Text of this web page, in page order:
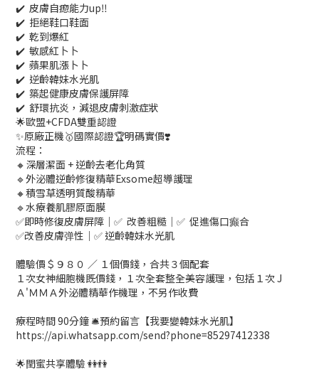
✔️ 皮膚自瘛能力up‼️
✔️ 拒絕鞋口鞋面
✔️ 乾到爆紅
✔️ 敏感紅卜卜
✔️ 蘋果肌漲卜卜
✔️ 逆齡韓妹水光肌
✔️ 築起健康皮膚保護屏障
✔️ 舒環抗炎，減退皮膚刺激症狀
🌟歐盟+CFDA雙重認證
✨原廠正機🥇國際認證🏆明碼實價❣️
流程：
🔸深層潔面 + 逆齡去老化角質
🔹外泌體逆齡修復精華Exsome超導護理
🔸積雪草透明質酸精華
🔹水療養肌膠原面膜
✅即時修復皮膚屏障｜✅ 改善粗糙｜✅ 促進傷口癫合
✅改善皮膚弹性｜✅ 逆齡韓妹水光肌
體驗價＄９８０ ／ １個價錢，合共３個配套
１次女神細胞機既價錢，１次全套整全美容護理，包括１次 J
Ａ'ＭＭＡ外泌體精華作機理，不另作收費
療程時間 90分鐘 🛎️預約留言【我要變韓妹水光肌】
https://api.whatsapp.com/send?phone=85297412338
🌟閏蜜共享體驗 👭👫